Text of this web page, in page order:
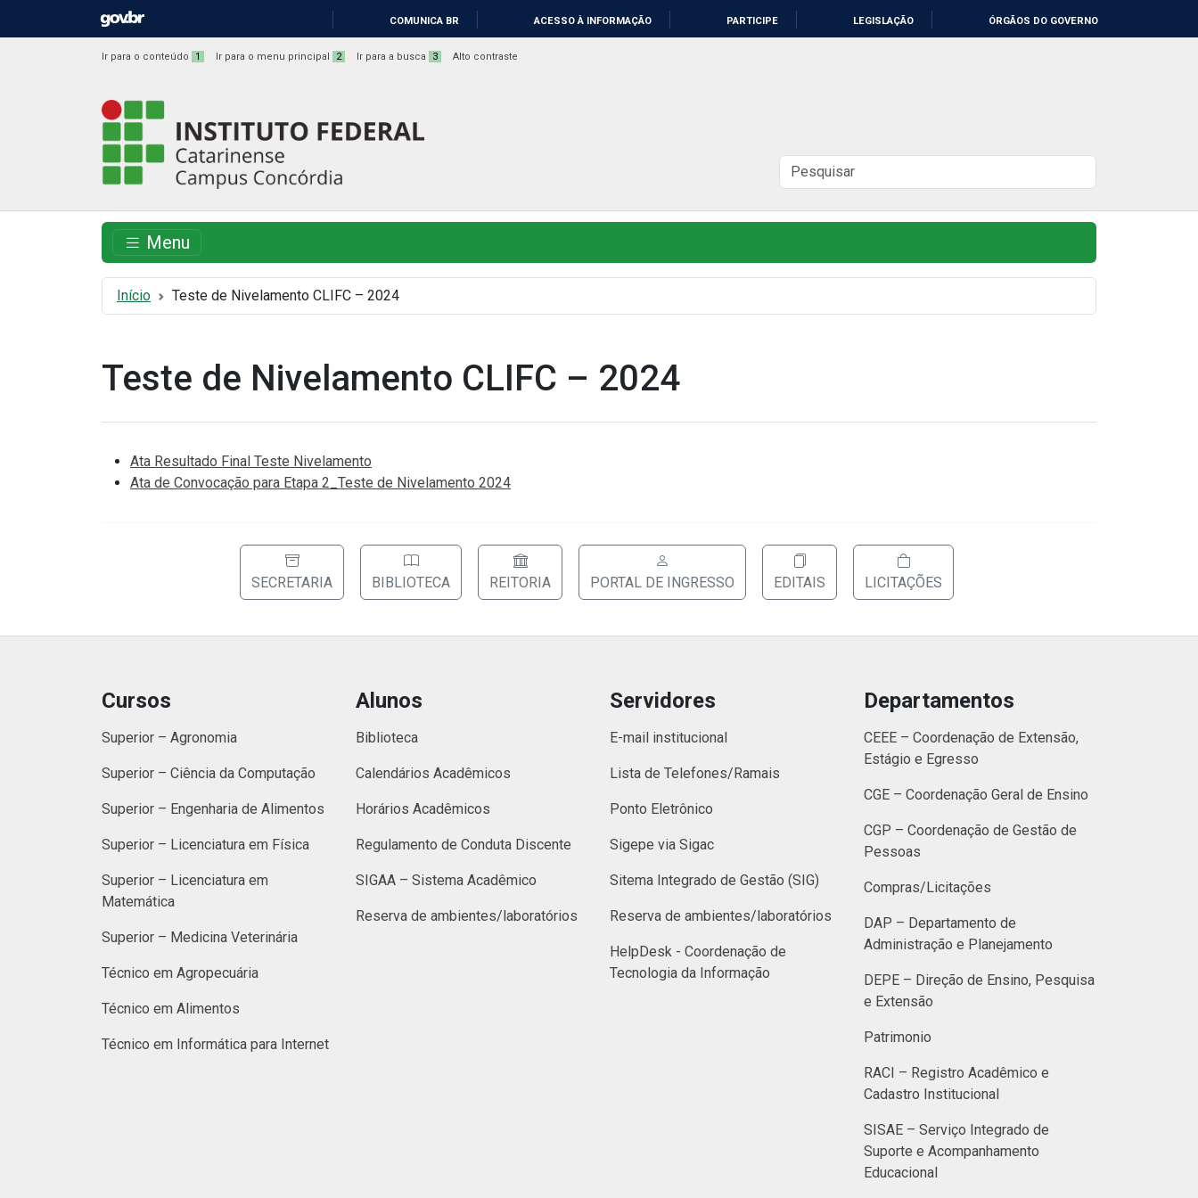
COMUNICA BR ACESSO À INFORMAÇÃO PARTICIPE LEGISLAÇÃO ÓRGÃOS DO GOVERNO
Ir para o conteúdo 1 Ir para o menu principal 2 Ir para a busca 3 Alto contraste
Instituto
Federal
Catarinense
-
Campus
Buscar
no
Menu
Início Teste de Nivelamento CLIFC – 2024
Teste de Nivelamento CLIFC – 2024
Ata Resultado Final Teste Nivelamento
Ata de Convocação para Etapa 2_Teste de Nivelamento 2024
SECRETARIA BIBLIOTECA REITORIA PORTAL DE INGRESSO EDITAIS LICITAÇÕES
Cursos
Superior – Agronomia
Superior – Ciência da Computação
Superior – Engenharia de Alimentos
Superior – Licenciatura em Física
Superior – Licenciatura em
Matemática
Superior – Medicina Veterinária
Técnico em Agropecuária
Técnico em Alimentos
Técnico em Informática para Internet
Alunos
Biblioteca
Calendários Acadêmicos
Horários Acadêmicos
Regulamento de Conduta Discente
SIGAA – Sistema Acadêmico
Reserva de ambientes/laboratórios
Servidores
E-mail institucional
Lista de Telefones/Ramais
Ponto Eletrônico
Sigepe via Sigac
Sitema Integrado de Gestão (SIG)
Reserva de ambientes/laboratórios
HelpDesk - Coordenação de
Tecnologia da Informação
Departamentos
CEEE – Coordenação de Extensão,
Estágio e Egresso
CGE – Coordenação Geral de Ensino
CGP – Coordenação de Gestão de
Pessoas
Compras/Licitações
DAP – Departamento de
Administração e Planejamento
DEPE – Direção de Ensino, Pesquisa
e Extensão
Patrimonio
RACI – Registro Acadêmico e
Cadastro Institucional
SISAE – Serviço Integrado de
Suporte e Acompanhamento
Educacional